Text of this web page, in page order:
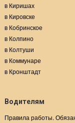
в Киришах
в Кировске
в Кобринское
в Колпино
в Колтуши
в Коммунаре
в Кронштадт
Водителям
Правила работы.